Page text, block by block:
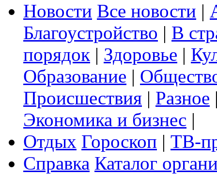
Новости Все новости |
Благоустройство | В
порядок | Здоровье |
Образование |
Происшествия | Разное
Экономика и бизнес |
Отдых Гороскоп | ТВ-
Справка Каталог